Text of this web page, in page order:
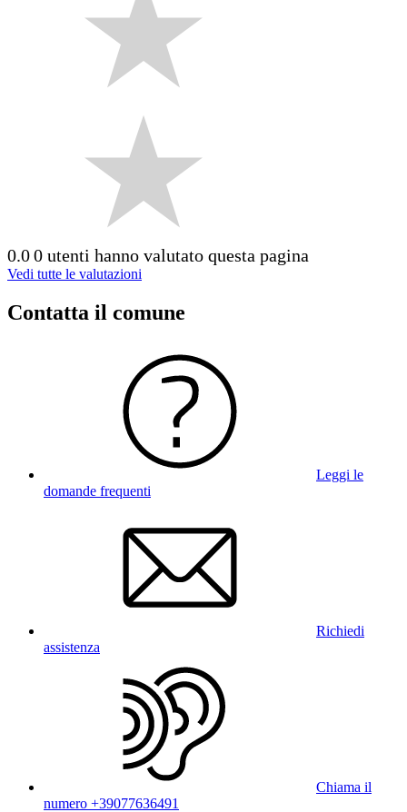
0.00 utenti hanno valutato questa pagina
Vedi tutte le valutazioni
Contatta il comune
Leggi le
domande frequenti
Richiedi
assistenza
Chiama il
numero +39077636491